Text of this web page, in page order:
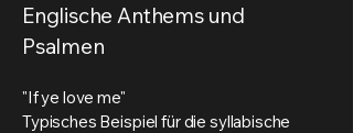
Englische Anthems und
Psalmen
"If ye love me"
Typisches Beispiel für die syllabische